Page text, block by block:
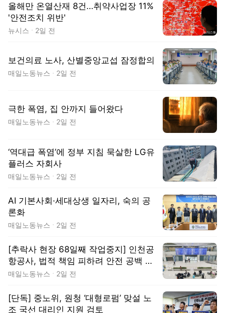
올해만 온열산재 8건…취약사업장 11%
'안전조치 위반'
뉴시스 2일 전
보건의료 노사, 산별중앙교섭 잠정합의
매일노동뉴스 2일 전
극한 폭염, 집 안까지 들어왔다
매일노동뉴스 2일 전
‘역대급 폭염’에 정부 지침 묵살한 LG유
플러스 자회사
매일노동뉴스 2일 전
AI 기본사회·세대상생 일자리, 숙의 공
론화
매일노동뉴스 2일 전
[추락사 현장 68일째 작업중지] 인천공
항공사, 법적 책임 피하려 안전 공백 외
면?
매일노동뉴스 2일 전
[단독] 중노위, 원청 ‘대형로펌’ 맞설 노
조 국선 대리인 지원 검토